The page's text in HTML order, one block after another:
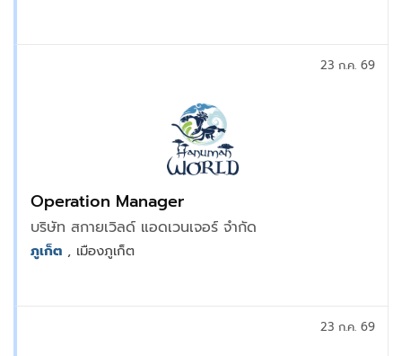
Operation Manager
บริษัท สกายเวิลด์ แอดเวนเจอร์ จำกัด
23 ก.ค. 69
ภูเก็ต , เมืองภูเก็ต
23 ก.ค. 69